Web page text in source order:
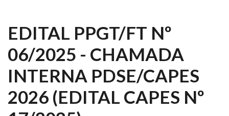
EDITAL PPGT/FT Nº
06/2025 - CHAMADA
INTERNA PDSE/CAPES
2026 (EDITAL CAPES Nº